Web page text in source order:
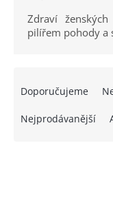
Zdraví
pilířem pohody a
Doporučujeme
Nejprodávanější